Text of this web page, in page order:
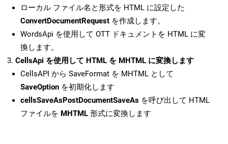
ローカル ファイル名と形式を HTML に設定した
ConvertDocumentRequest を作成します。
WordsApi を使用して OTT ドキュメントを HTML に変
換します。
CellsApi を使用して HTML を MHTML に変換します
CellsAPI から SaveFormat を MHTML として
SaveOption を初期化します
cellsSaveAsPostDocumentSaveAs を呼び出して HTML
ファイルを MHTML 形式に変換します